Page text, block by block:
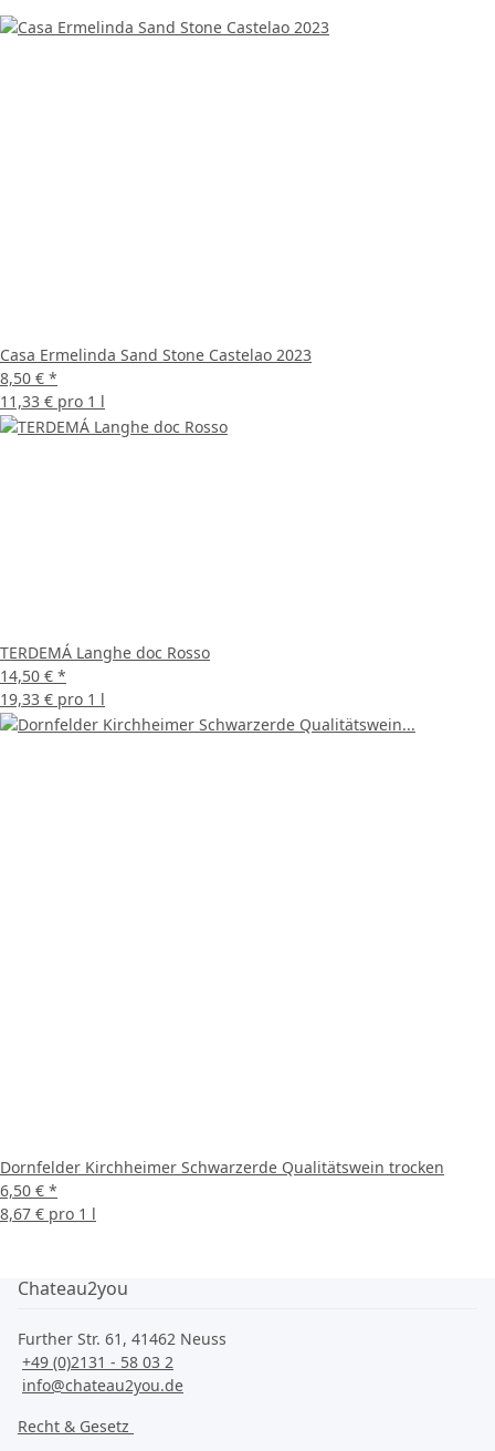
Casa Ermelinda Sand Stone Castelao 2023
8,50 € *
11,33 € pro 1 l
TERDEMÁ Langhe doc Rosso
14,50 € *
19,33 € pro 1 l
Dornfelder Kirchheimer Schwarzerde Qualitätswein trocken
6,50 € *
8,67 € pro 1 l
Chateau2you
Further Str. 61, 41462 Neuss
+49 (0)2131 - 58 03 2
info@chateau2you.de
Recht & Gesetz